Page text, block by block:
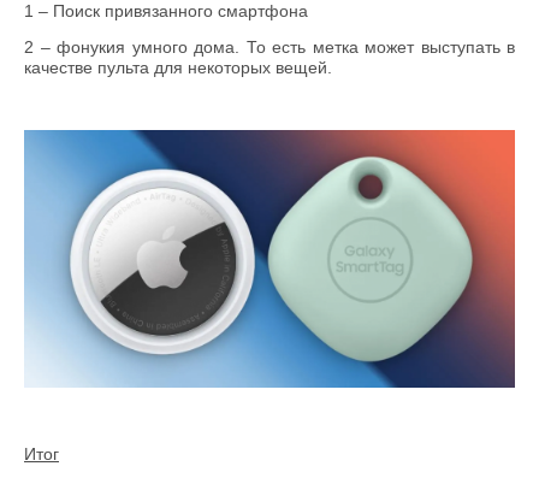
1 – Поиск привязанного смартфона
2 – фонукия умного дома. То есть метка может выступать в
качестве пульта для некоторых вещей.
Итог